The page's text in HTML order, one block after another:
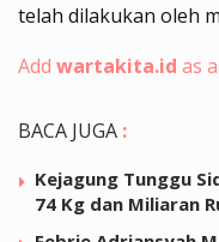
telah dilakukan oleh
Add wartakita.id as
BACA JUGA :
Kejagung Tunggu
74 Kg dan Miliaran